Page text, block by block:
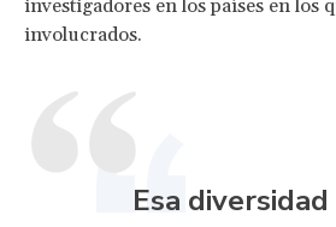
investigadores en los países en los
involucrados.
Esa